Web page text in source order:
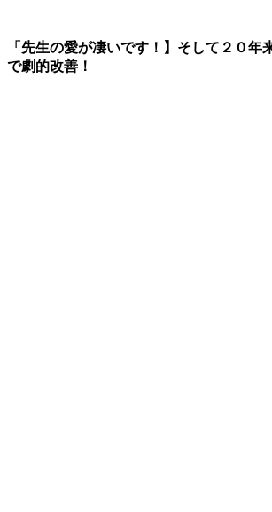
「先生の愛が凄いです！】そして２０年
で劇的改善！